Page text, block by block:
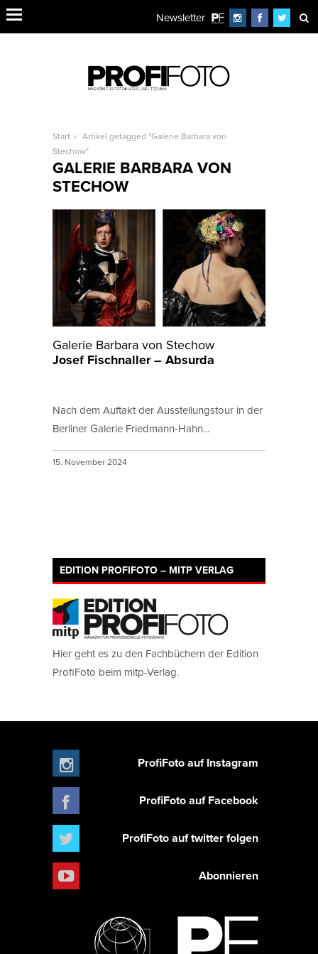
Newsletter
Start
Artikel getagged "Galerie Barbara von
Stechow"
GALERIE BARBARA VON
STECHOW
Galerie Barbara von Stechow
Josef Fischnaller – Absurda
Nach dem Auftakt der Ausstellungstour in der
Berliner Galerie Friedmann-Hahn...
15. November 2024
EDITION PROFIFOTO – MITP VERLAG
Hier geht es zu den Fachbüchern der Edition
ProfiFoto beim mitp-Verlag.
ProfiFoto auf Instagram
ProfiFoto auf Facebook
ProfiFoto auf twitter folgen
Abonnieren